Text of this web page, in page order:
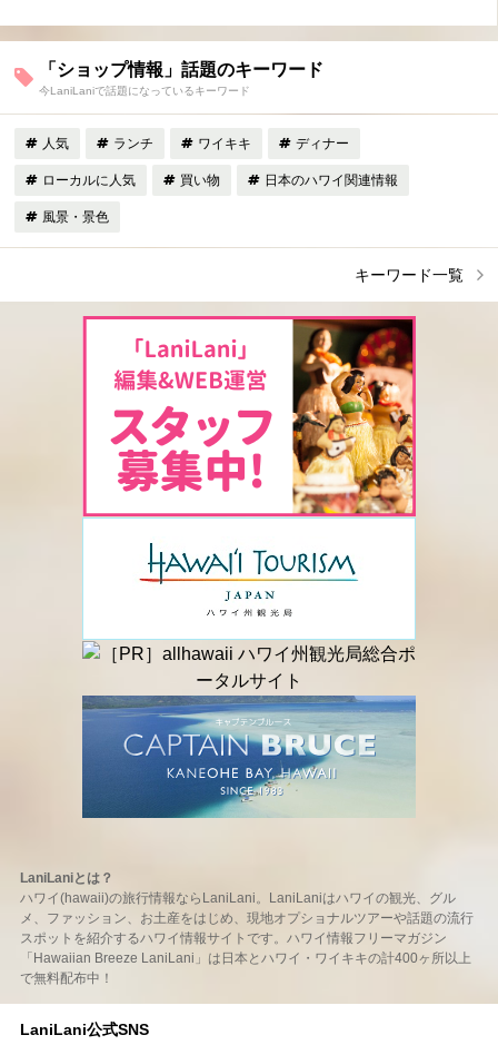
「ショップ情報」話題のキーワード
今LaniLaniで話題になっているキーワード
人気 ランチ ワイキキ ディナー
ローカルに人気 買い物 日本のハワイ関連情報
風景・景色
キーワード一覧
LaniLaniとは？
ハワイ(hawaii)の旅行情報ならLaniLani。LaniLaniはハワイの観光、グル
メ、ファッション、お土産をはじめ、現地オプショナルツアーや話題の流行
スポットを紹介するハワイ情報サイトです。ハワイ情報フリーマガジン
「Hawaiian Breeze LaniLani」は日本とハワイ・ワイキキの計400ヶ所以上
で無料配布中！
LaniLani公式SNS